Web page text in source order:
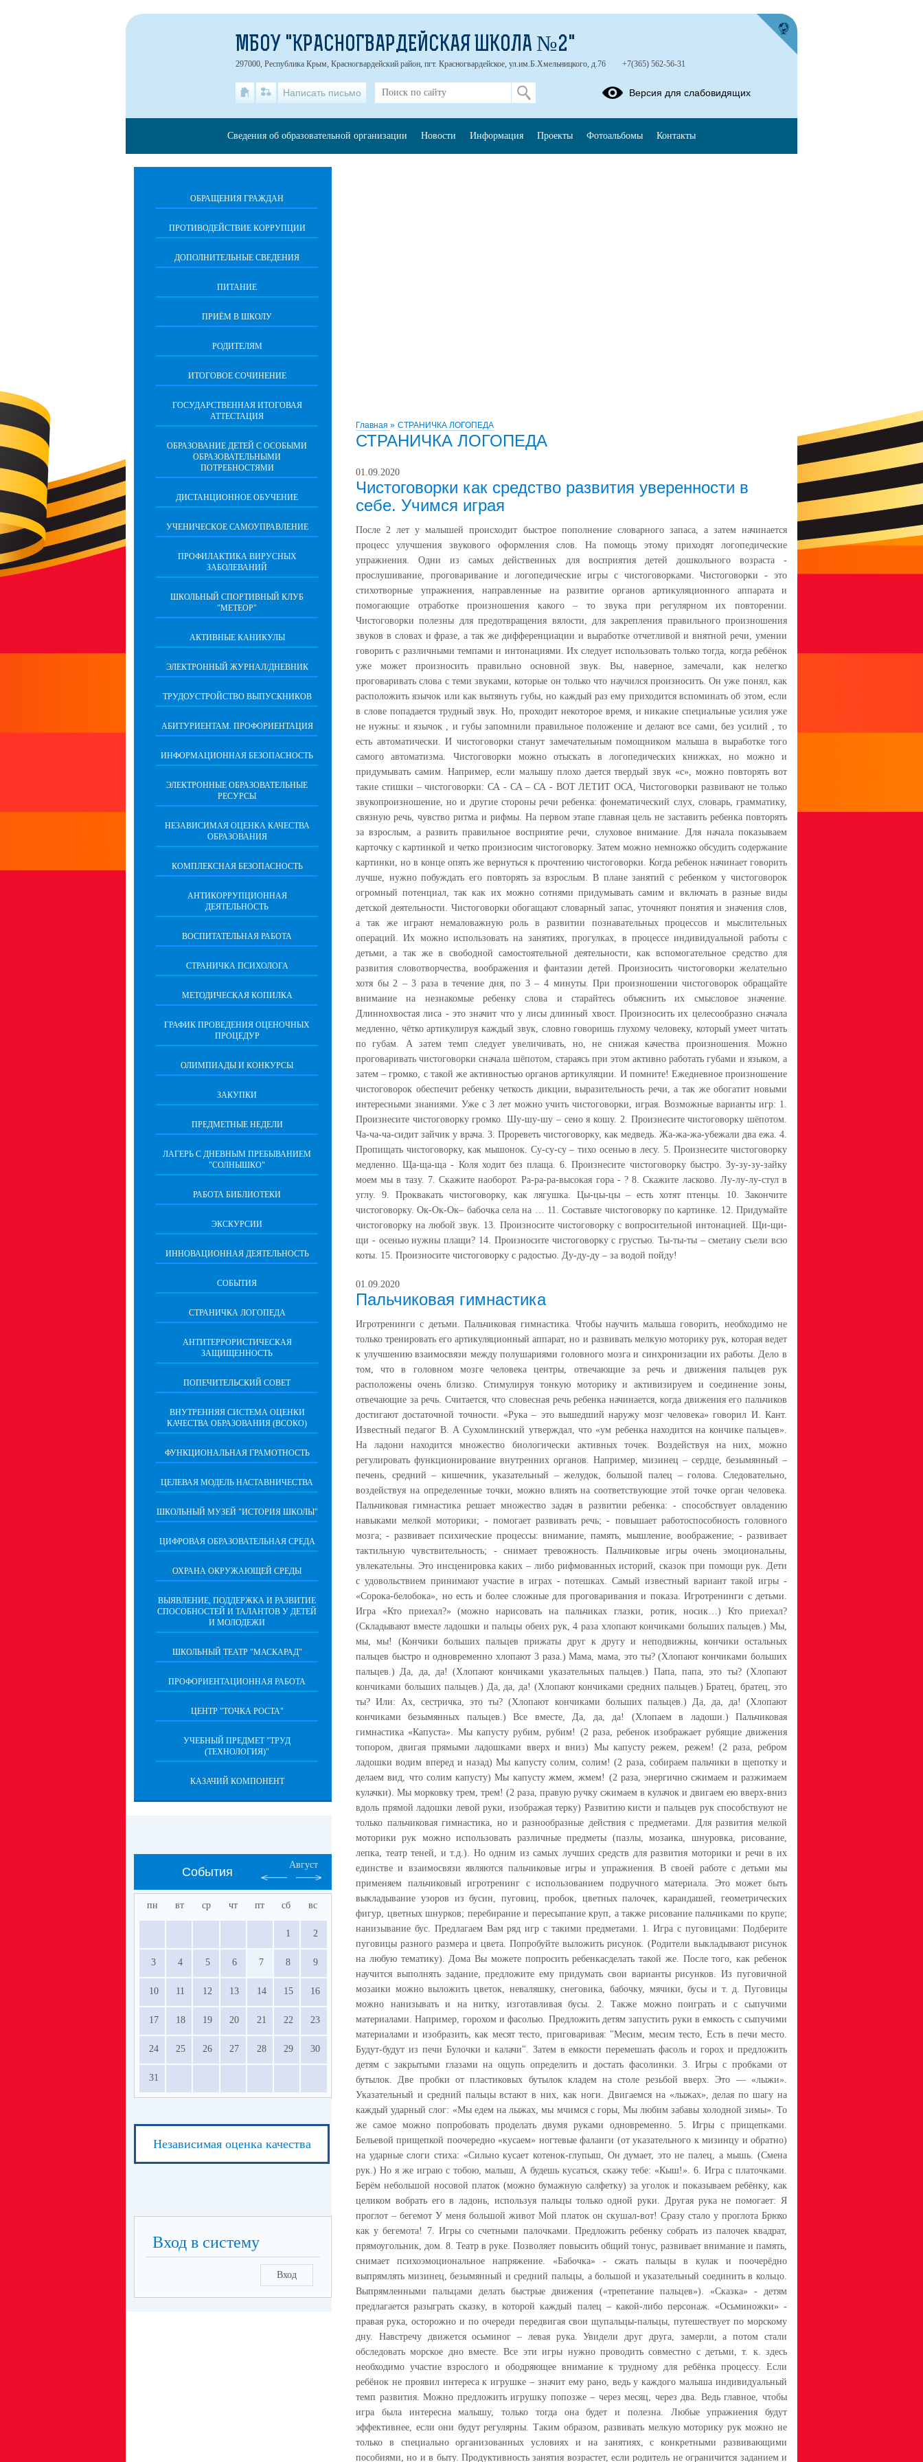
Главная » СТРАНИЧКА ЛОГОПЕДА
СТРАНИЧКА ЛОГОПЕДА
01.09.2020
Чистоговорки как средство развития уверенности в
себе. Учимся играя
После 2 лет у малышей происходит быстрое пополнение словарного запаса, а затем начинается
процесс улучшения звукового оформления слов. На помощь этому приходят логопедические
упражнения. Одни из самых действенных для восприятия детей дошкольного возраста -
прослушивание, проговаривание и логопедические игры с чистоговорками. Чистоговорки - это
стихотворные упражнения, направленные на развитие органов артикуляционного аппарата и
помогающие отработке произношения какого – то звука при регулярном их повторении.
Чистоговорки полезны для предотвращения вялости, для закрепления правильного произношения
звуков в словах и фразе, а так же дифференциации и выработке отчетливой и внятной речи, умении
говорить с различными темпами и интонациями. Их следует использовать только тогда, когда ребёнок
уже может произносить правильно основной звук. Вы, наверное, замечали, как нелегко
проговаривать слова с теми звуками, которые он только что научился произносить. Он уже понял, как
расположить язычок или как вытянуть губы, но каждый раз ему приходится вспоминать об этом, если
в слове попадается трудный звук. Но, проходит некоторое время, и никакие специальные усилия уже
не нужны: и язычок , и губы запомнили правильное положение и делают все сами, без усилий , то
есть автоматически. И чистоговорки станут замечательным помощником малыша в выработке того
самого автоматизма. Чистоговорки можно отыскать в логопедических книжках, но можно и
придумывать самим. Например, если малышу плохо дается твердый звук «с», можно повторять вот
такие стишки – чистоговорки: СА - СА – СА - ВОТ ЛЕТИТ ОСА, Чистоговорки развивают не только
звукопроизношение, но и другие стороны речи ребенка: фонематический слух, словарь, грамматику,
связную речь, чувство ритма и рифмы. На первом этапе главная цель не заставить ребенка повторять
за взрослым, а развить правильное восприятие речи, слуховое внимание. Для начала показываем
карточку с картинкой и четко произносим чистоговорку. Затем можно немножко обсудить содержание
картинки, но в конце опять же вернуться к прочтению чистоговорки. Когда ребенок начинает говорить
лучше, нужно побуждать его повторять за взрослым. В плане занятий с ребенком у чистоговорок
огромный потенциал, так как их можно сотнями придумывать самим и включать в разные виды
детской деятельности. Чистоговорки обогащают словарный запас, уточняют понятия и значения слов,
а так же играют немаловажную роль в развитии познавательных процессов и мыслительных
операций. Их можно использовать на занятиях, прогулках, в процессе индивидуальной работы с
детьми, а так же в свободной самостоятельной деятельности, как вспомогательное средство для
развития словотворчества, воображения и фантазии детей. Произносить чистоговорки желательно
хотя бы 2 – 3 раза в течение дня, по 3 – 4 минуты. При произношении чистоговорок обращайте
внимание на незнакомые ребенку слова и старайтесь объяснить их смысловое значение.
Длиннохвостая лиса - это значит что у лисы длинный хвост. Произносить их целесообразно сначала
медленно, чётко артикулируя каждый звук, словно говоришь глухому человеку, который умеет читать
по губам. А затем темп следует увеличивать, но, не снижая качества произношения. Можно
проговаривать чистоговорки сначала шёпотом, стараясь при этом активно работать губами и языком, а
затем – громко, с такой же активностью органов артикуляции. И помните! Ежедневное произношение
чистоговорок обеспечит ребенку четкость дикции, выразительность речи, а так же обогатит новыми
интересными знаниями. Уже с 3 лет можно учить чистоговорки, играя. Возможные варианты игр: 1.
Произнесите чистоговорку громко. Шу-шу-шу – сено я кошу. 2. Произнесите чистоговорку шёпотом.
Ча-ча-ча-сидит зайчик у врача. 3. Прореветь чистоговорку, как медведь. Жа-жа-жа-убежали два ежа. 4.
Пропищать чистоговорку, как мышонок. Су-су-су – тихо осенью в лесу. 5. Произнесите чистоговорку
медленно. Ща-ща-ща - Коля ходит без плаща. 6. Произнесите чистоговорку быстро. Зу-зу-зу-зайку
моем мы в тазу. 7. Скажите наоборот. Ра-ра-ра-высокая гора - ? 8. Скажите ласково. Лу-лу-лу-стул в
углу. 9. Проквакать чистоговорку, как лягушка. Цы-цы-цы – есть хотят птенцы. 10. Закончите
чистоговорку. Ок-Ок-Ок– бабочка села на … 11. Составьте чистоговорку по картинке. 12. Придумайте
чистоговорку на любой звук. 13. Произносите чистоговорку с вопросительной интонацией. Щи-щи-
щи - осенью нужны плащи? 14. Произносите чистоговорку с грустью. Ты-ты-ты – сметану съели всю
коты. 15. Произносите чистоговорку с радостью. Ду-ду-ду – за водой пойду!
01.09.2020
Пальчиковая гимнастика
Игротренинги с детьми. Пальчиковая гимнастика. Чтобы научить малыша говорить, необходимо не
только тренировать его артикуляционный аппарат, но и развивать мелкую моторику рук, которая ведет
к улучшению взаимосвязи между полушариями головного мозга и синхронизации их работы. Дело в
том, что в головном мозге человека центры, отвечающие за речь и движения пальцев рук
расположены очень близко. Стимулируя тонкую моторику и активизируем и соединение зоны,
отвечающие за речь. Считается, что словесная речь ребенка начинается, когда движения его пальчиков
достигают достаточной точности. «Рука – это вышедший наружу мозг человека» говорил И. Кант.
Известный педагог В. А Сухомлинский утверждал, что «ум ребенка находится на кончике пальцев».
На ладони находится множество биологически активных точек. Воздействуя на них, можно
регулировать функционирование внутренних органов. Например, мизинец – сердце, безымянный –
печень, средний – кишечник, указательный – желудок, большой палец – голова. Следовательно,
воздействуя на определенные точки, можно влиять на соответствующие этой точке орган человека.
Пальчиковая гимнастика решает множество задач в развитии ребенка: - способствует овладению
навыками мелкой моторики; - помогает развивать речь; - повышает работоспособность головного
мозга; - развивает психические процессы: внимание, память, мышление, воображение; - развивает
тактильную чувствительность; - снимает тревожность. Пальчиковые игры очень эмоциональны,
увлекательны. Это инсценировка каких – либо рифмованных историй, сказок при помощи рук. Дети
с удовольствием принимают участие в играх - потешках. Самый известный вариант такой игры -
«Сорока-белобока», но есть и более сложные для проговаривания и показа. Игротренинги с детьми.
Игра «Кто приехал?» (можно нарисовать на пальчиках глазки, ротик, носик…) Кто приехал?
(Складывают вместе ладошки и пальцы обеих рук, 4 раза хлопают кончиками больших пальцев.) Мы,
мы, мы! (Кончики больших пальцев прижаты друг к другу и неподвижны, кончики остальных
пальцев быстро и одновременно хлопают 3 раза.) Мама, мама, это ты? (Хлопают кончиками больших
пальцев.) Да, да, да! (Хлопают кончиками указательных пальцев.) Папа, папа, это ты? (Хлопают
кончиками больших пальцев.) Да, да, да! (Хлопают кончиками средних пальцев.) Братец, братец, это
ты? Или: Ах, сестричка, это ты? (Хлопают кончиками больших пальцев.) Да, да, да! (Хлопают
кончиками безымянных пальцев.) Все вместе, Да, да, да! (Хлопаем в ладоши.) Пальчиковая
гимнастика «Капуста». Мы капусту рубим, рубим! (2 раза, ребенок изображает рубящие движения
топором, двигая прямыми ладошками вверх и вниз) Мы капусту режем, режем! (2 раза, ребром
ладошки водим вперед и назад) Мы капусту солим, солим! (2 раза, собираем пальчики в щепотку и
делаем вид, что солим капусту) Мы капусту жмем, жмем! (2 раза, энергично сжимаем и разжимаем
кулачки). Мы морковку трем, трем! (2 раза, правую ручку сжимаем в кулачок и двигаем ею вверх-вниз
вдоль прямой ладошки левой руки, изображая терку) Развитию кисти и пальцев рук способствуют не
только пальчиковая гимнастика, но и разнообразные действия с предметами. Для развития мелкой
моторики рук можно использовать различные предметы (пазлы, мозаика, шнуровка, рисование,
лепка, театр теней, и т.д.). Но одним из самых лучших средств для развития моторики и речи в их
единстве и взаимосвязи являются пальчиковые игры и упражнения. В своей работе с детьми мы
применяем пальчиковый игротренинг с использованием подручного материала. Это может быть
выкладывание узоров из бусин, пуговиц, пробок, цветных палочек, карандашей, геометрических
фигур, цветных шнурков; перебирание и пересыпание круп, а также рисование пальчиками по крупе;
нанизывание бус. Предлагаем Вам ряд игр с такими предметами. 1. Игра с пуговицами: Подберите
пуговицы разного размера и цвета. Попробуйте выложить рисунок. (Родители выкладывают рисунок
на любую тематику). Дома Вы можете попросить ребенкасделать такой же. После того, как ребенок
научится выполнять задание, предложите ему придумать свои варианты рисунков. Из пуговичной
мозаики можно выложить цветок, неваляшку, снеговика, бабочку, мячики, бусы и т. д. Пуговицы
можно нанизывать и на нитку, изготавливая бусы. 2. Также можно поиграть и с сыпучими
материалами. Например, горохом и фасолью. Предложить детям запустить руки в емкость с сыпучими
материалами и изобразить, как месят тесто, приговаривая: "Месим, месим тесто, Есть в печи место.
Будут-будут из печи Булочки и калачи". Затем в емкости перемешать фасоль и горох и предложить
детям с закрытыми глазами на ощупь определить и достать фасолинки. 3. Игры с пробками от
бутылок. Две пробки от пластиковых бутылок кладем на столе резьбой вверх. Это — «лыжи».
Указательный и средний пальцы встают в них, как ноги. Двигаемся на «лыжах», делая по шагу на
каждый ударный слог: «Мы едем на лыжах, мы мчимся с горы, Мы любим забавы холодной зимы». То
же самое можно попробовать проделать двумя руками одновременно. 5. Игры с прищепками.
Бельевой прищепкой поочередно «кусаем» ногтевые фаланги (от указательного к мизинцу и обратно)
на ударные слоги стиха: «Сильно кусает котенок-глупыш, Он думает, это не палец, а мышь. (Смена
рук.) Но я же играю с тобою, малыш, А будешь кусаться, скажу тебе: «Кыш!». 6. Игра с платочками.
Берём небольшой носовой платок (можно бумажную салфетку) за уголок и показываем ребёнку, как
целиком вобрать его в ладонь, используя пальцы только одной руки. Другая рука не помогает: Я
проглот – бегемот У меня большой живот Мой платок он скушал-вот! Сразу стало у проглота Брюхо
как у бегемота! 7. Игры со счетными палочками. Предложить ребенку собрать из палочек квадрат,
прямоугольник, дом. 8. Театр в руке. Позволяет повысить общий тонус, развивает внимание и память,
снимает психоэмоциональное напряжение. «Бабочка» - сжать пальцы в кулак и поочерёдно
выпрямлять мизинец, безымянный и средний пальцы, а большой и указательный соединить в кольцо.
Выпрямленными пальцами делать быстрые движения («трепетание пальцев»). «Сказка» - детям
предлагается разыграть сказку, в которой каждый палец – какой-либо персонаж. «Осьминожки» -
правая рука, осторожно и по очереди передвигая свои щупальцы-пальцы, путешествует по морскому
дну. Навстречу движется осьминог – левая рука. Увидели друг друга, замерли, а потом стали
обследовать морское дно вместе. Все эти игры нужно проводить совместно с детьми, т. к. здесь
необходимо участие взрослого и ободряющее внимание к трудному для ребёнка процессу. Если
ребёнок не проявил интереса к игрушке – значит ему рано, ведь у каждого малыша индивидуальный
темп развития. Можно предложить игрушку попозже – через месяц, через два. Ведь главное, чтобы
игра была интересна малышу, только тогда она будет и полезна. Любые упражнения будут
эффективнее, если они будут регулярны. Таким образом, развивать мелкую моторику рук можно не
только в специально организованных условиях и на занятиях, с конкретными развивающими
пособиями, но и в быту. Продуктивность занятия возрастет, если родитель не ограничится заданием и
ОБРАЩЕНИЯ ГРАЖДАН
ПРОТИВОДЕЙСТВИЕ КОРРУПЦИИ
ДОПОЛНИТЕЛЬНЫЕ СВЕДЕНИЯ
ПИТАНИЕ
ПРИЁМ В ШКОЛУ
РОДИТЕЛЯМ
ИТОГОВОЕ СОЧИНЕНИЕ
ГОСУДАРСТВЕННАЯ ИТОГОВАЯ
АТТЕСТАЦИЯ
ОБРАЗОВАНИЕ ДЕТЕЙ С ОСОБЫМИ
ОБРАЗОВАТЕЛЬНЫМИ
ПОТРЕБНОСТЯМИ
ДИСТАНЦИОННОЕ ОБУЧЕНИЕ
УЧЕНИЧЕСКОЕ САМОУПРАВЛЕНИЕ
ПРОФИЛАКТИКА ВИРУСНЫХ
ЗАБОЛЕВАНИЙ
ШКОЛЬНЫЙ СПОРТИВНЫЙ КЛУБ
"МЕТЕОР"
АКТИВНЫЕ КАНИКУЛЫ
ЭЛЕКТРОННЫЙ ЖУРНАЛ/ДНЕВНИК
ТРУДОУСТРОЙСТВО ВЫПУСКНИКОВ
АБИТУРИЕНТАМ. ПРОФОРИЕНТАЦИЯ
ИНФОРМАЦИОННАЯ БЕЗОПАСНОСТЬ
ЭЛЕКТРОННЫЕ ОБРАЗОВАТЕЛЬНЫЕ
РЕСУРСЫ
НЕЗАВИСИМАЯ ОЦЕНКА КАЧЕСТВА
ОБРАЗОВАНИЯ
КОМПЛЕКСНАЯ БЕЗОПАСНОСТЬ
АНТИКОРРУПЦИОННАЯ
ДЕЯТЕЛЬНОСТЬ
ВОСПИТАТЕЛЬНАЯ РАБОТА
СТРАНИЧКА ПСИХОЛОГА
МЕТОДИЧЕСКАЯ КОПИЛКА
ГРАФИК ПРОВЕДЕНИЯ ОЦЕНОЧНЫХ
ПРОЦЕДУР
ОЛИМПИАДЫ И КОНКУРСЫ
ЗАКУПКИ
ПРЕДМЕТНЫЕ НЕДЕЛИ
ЛАГЕРЬ С ДНЕВНЫМ ПРЕБЫВАНИЕМ
"СОЛНЫШКО"
РАБОТА БИБЛИОТЕКИ
ЭКСКУРСИИ
ИННОВАЦИОННАЯ ДЕЯТЕЛЬНОСТЬ
СОБЫТИЯ
СТРАНИЧКА ЛОГОПЕДА
АНТИТЕРРОРИСТИЧЕСКАЯ
ЗАЩИЩЕННОСТЬ
ПОПЕЧИТЕЛЬСКИЙ СОВЕТ
ВНУТРЕННЯЯ СИСТЕМА ОЦЕНКИ
КАЧЕСТВА ОБРАЗОВАНИЯ (ВСОКО)
ФУНКЦИОНАЛЬНАЯ ГРАМОТНОСТЬ
ЦЕЛЕВАЯ МОДЕЛЬ НАСТАВНИЧЕСТВА
ШКОЛЬНЫЙ МУЗЕЙ "ИСТОРИЯ ШКОЛЫ"
ЦИФРОВАЯ ОБРАЗОВАТЕЛЬНАЯ СРЕДА
ОХРАНА ОКРУЖАЮЩЕЙ СРЕДЫ
ВЫЯВЛЕНИЕ, ПОДДЕРЖКА И РАЗВИТИЕ
СПОСОБНОСТЕЙ И ТАЛАНТОВ У ДЕТЕЙ
И МОЛОДЕЖИ
ШКОЛЬНЫЙ ТЕАТР "МАСКАРАД"
ПРОФОРИЕНТАЦИОННАЯ РАБОТА
ЦЕНТР "ТОЧКА РОСТА"
УЧЕБНЫЙ ПРЕДМЕТ "ТРУД
(ТЕХНОЛОГИЯ)"
КАЗАЧИЙ КОМПОНЕНТ
События
Август
пн вт ср чт пт сб вс
1 2
3 4 5 6 7 8 9
10 11 12 13 14 15 16
17 18 19 20 21 22 23
24 25 26 27 28 29 30
31
Независимая оценка качества
Вход в систему
Вход
МБОУ "КРАСНОГВАРДЕЙСКАЯ ШКОЛА №2"
297000, Республика Крым, Красногвардейский район, пгт. Красногвардейское, ул.им.Б.Хмельницкого, д.76 +7(365) 562-56-31
Написать письмо Версия для слабовидящих
Сведения об образовательной организации Новости Информация Проекты Фотоальбомы Контакты